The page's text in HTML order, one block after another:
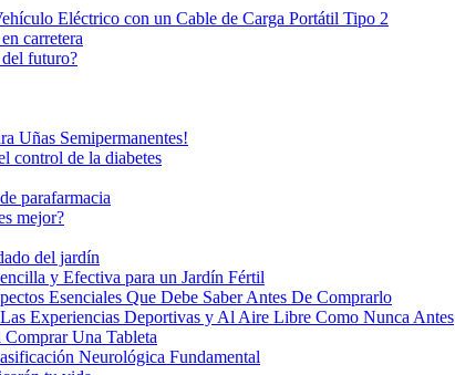
Eléctrico con un Cable de Carga Portátil Tipo 2
carretera
futuro?
Uñas Semipermanentes!
control de la diabetes
parafarmacia
mejor?
del jardín
y Efectiva para un Jardín Fértil
Esenciales Que Debe Saber Antes De Comprarlo
Experiencias Deportivas y Al Aire Libre Como Nunca Antes
Una Tableta
Neurológica Fundamental